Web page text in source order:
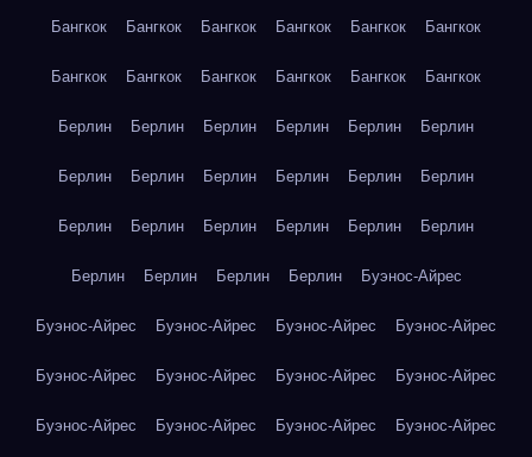
Бангкок Бангкок Бангкок Бангкок Бангкок Бангкок
Бангкок Бангкок Бангкок Бангкок Бангкок Бангкок
Берлин Берлин Берлин Берлин Берлин Берлин
Берлин Берлин Берлин Берлин Берлин Берлин
Берлин Берлин Берлин Берлин Берлин Берлин
Берлин Берлин Берлин Берлин Буэнос-Айрес
Буэнос-Айрес Буэнос-Айрес Буэнос-Айрес Буэнос-Айрес
Буэнос-Айрес Буэнос-Айрес Буэнос-Айрес Буэнос-Айрес
Буэнос-Айрес Буэнос-Айрес Буэнос-Айрес Буэнос-Айрес